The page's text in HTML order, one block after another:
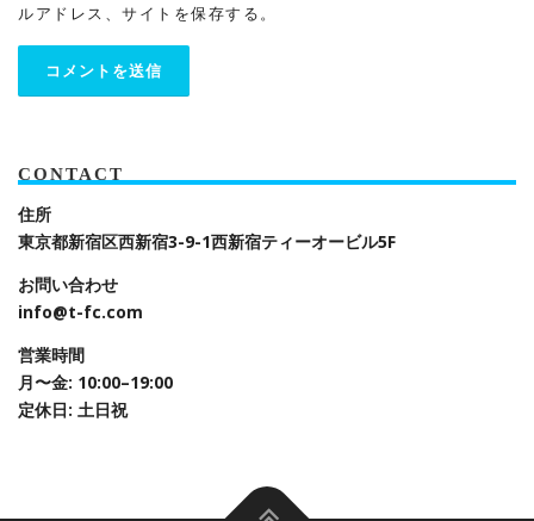
ルアドレス、サイトを保存する。
CONTACT
住所
東京都新宿区西新宿3-9-1西新宿ティーオービル5F
お問い合わせ
info@t-fc.com
営業時間
月〜金: 10:00–19:00
定休日: 土日祝